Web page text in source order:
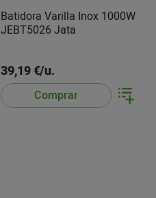
Batidora Varilla Inox 1000W
JEBT5026 Jata
39,19 €/u.
Comprar